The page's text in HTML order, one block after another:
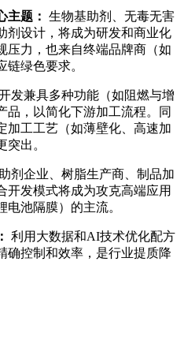
主题： 生物基助剂、无毒无害
剂设计，将成为研发和商业化
压力，也来自终端品牌商（如
绿色要求。
发兼具多种功能（如阻燃与增
品，以简化下游加工流程。同
加工工艺（如薄壁化、高速加
出。
助剂企业、树脂生产商、制品加
开发模式将成为攻克高端应用
电池隔膜）的主流。
利用大数据和AI技术优化配方
确控制和效率，是行业提质降